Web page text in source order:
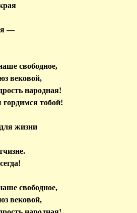
—
свободное,
вековой,
народная!
тобой!
жизни
свободное,
вековой,